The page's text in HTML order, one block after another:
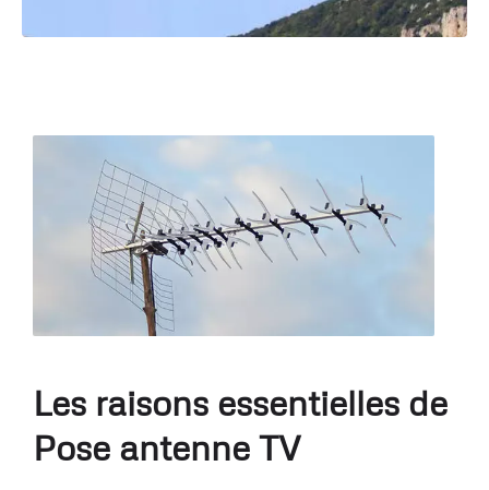
Les raisons essentielles de
Pose antenne TV